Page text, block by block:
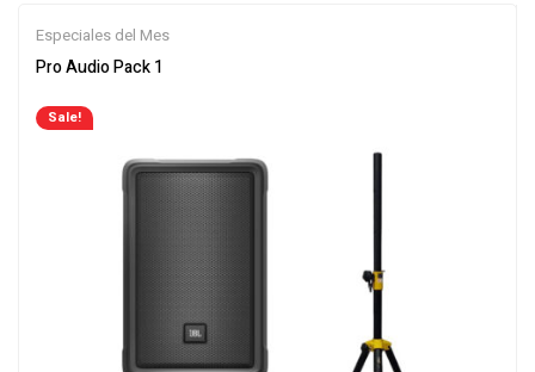
Especiales del Mes
Pro Audio Pack 1
Sale!